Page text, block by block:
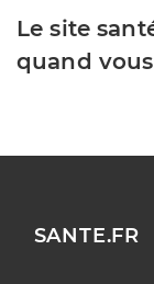
Le site
quand
SANTE.FR